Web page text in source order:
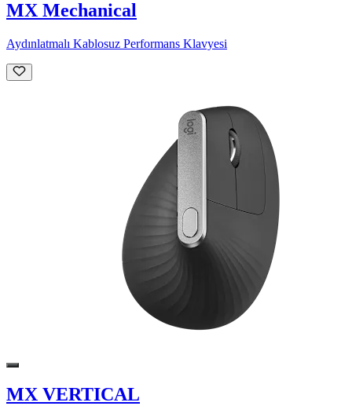
MX Mechanical
Aydınlatmalı Kablosuz Performans Klavyesi
MX VERTICAL